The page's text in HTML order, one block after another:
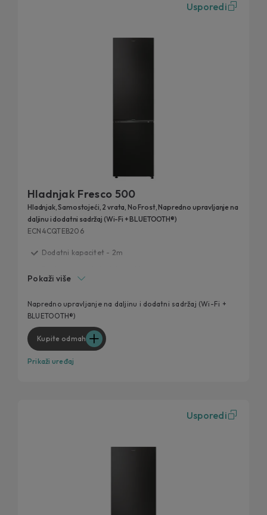
Usporedi
Hladnjak Fresco 500
Hladnjak, Samostojeći, 2 vrata, No Frost, Napredno upravljanje na
daljinu i dodatni sadržaj (Wi-Fi + BLUETOOTH®)
ECN4CQTEB206
Dodatni kapacitet - 2m
Fresh 0°C zona za ribu i meso
Humidity Zona
Pokaži više
Napredno upravljanje na daljinu i dodatni sadržaj (Wi-Fi +
BLUETOOTH®)
Kupite odmah
Prikaži uređaj
Usporedi